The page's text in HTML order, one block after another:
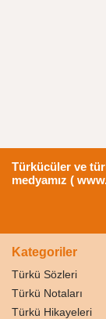
Türkücüler ve
medyamız (
Kategoriler
Türkü Sözleri
Türkü Notaları
Türkü Hikayeleri